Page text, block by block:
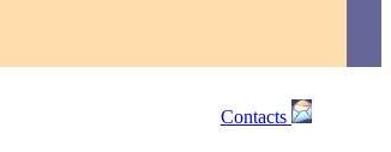
Contacts